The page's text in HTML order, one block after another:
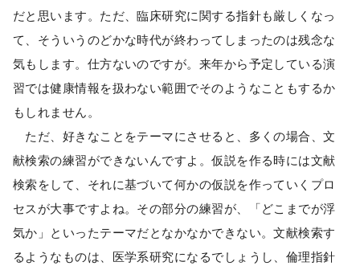
だと思います。ただ、臨床研究に関する指針も厳しくなっ
て、そういうのどかな時代が終わってしまったのは残念な
気もします。仕方ないのですが。来年から予定している演
習では健康情報を扱わない範囲でそのようなこともするか
もしれません。
ただ、好きなことをテーマにさせると、多くの場合、文
献検索の練習ができないんですよ。仮説を作る時には文献
検索をして、それに基づいて何かの仮説を作っていくプロ
セスが大事ですよね。その部分の練習が、「どこまでが浮
気か」といったテーマだとなかなかできない。文献検索す
るようなものは、医学系研究になるでしょうし、倫理指針